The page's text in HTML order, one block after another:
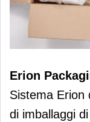
Erion
30mila
imballaggi
Erion
Sistema Erion
di imballaggi